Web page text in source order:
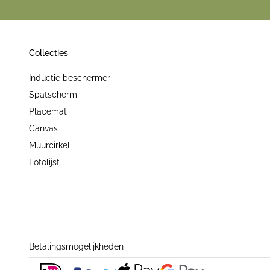
Collecties
Inductie beschermer
Spatscherm
Placemat
Canvas
Muurcirkel
Fotolijst
Betalingsmogelijkheden